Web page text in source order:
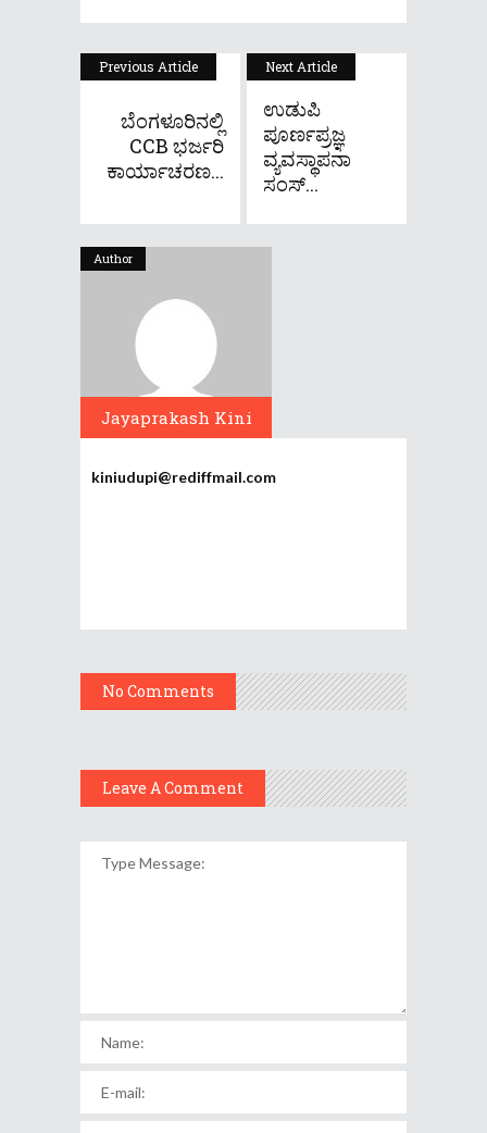
Previous Article
ಬೆಂಗಳೂರಿನಲ್ಲಿ
CCB ಭರ್ಜರಿ
ಕಾರ್ಯಾಚರಣ...
Next Article
ಉಡುಪಿ
ಪೂರ್ಣಪ್ರಜ್ಞ
ವ್ಯವಸ್ಥಾಪನಾ
ಸಂಸ್...
Author
Jayaprakash Kini
kiniudupi@rediffmail.com
No Comments
Leave A Comment